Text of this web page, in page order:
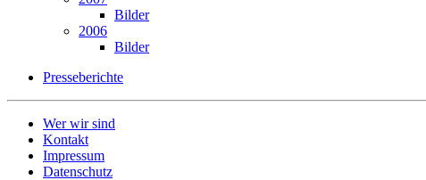
Bilder
2006
Bilder
Presseberichte
Wer wir sind
Kontakt
Impressum
Datenschutz